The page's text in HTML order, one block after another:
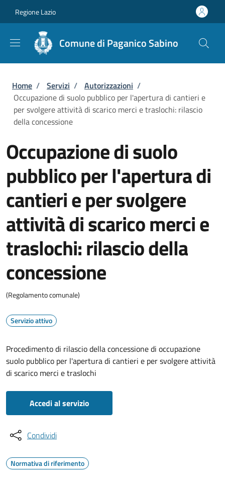
Regione Lazio
Comune di Paganico Sabino
Briciole di pane
Home / Servizi / Autorizzazioni /
Occupazione di suolo pubblico per l'apertura di cantieri e
per svolgere attività di scarico merci e traslochi: rilascio
della concessione
Occupazione di suolo
pubblico per l'apertura di
cantieri e per svolgere
attività di scarico merci e
traslochi: rilascio della
concessione
(Regolamento comunale)
Servizio attivo
Procedimento di rilascio della concessione di occupazione
suolo pubblico per l'apertura di cantieri e per svolgere attività
di scarico merci e traslochi
Accedi al servizio
Condividi
Normativa di riferimento